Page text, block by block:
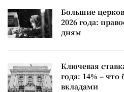
Большие
2026 года:
дням
Ключевая
года: 14% –
вкладами